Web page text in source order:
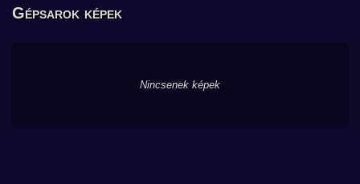
Gépsarok képek
Nincsenek képek